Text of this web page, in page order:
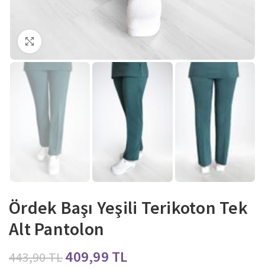
Ördek Başı Yeşili Terikoton Tek
Alt Pantolon
443,90TL409,99 TL